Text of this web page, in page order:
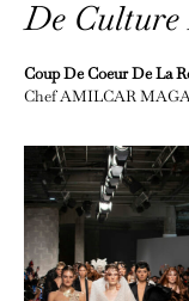
De
Coup De Coeur De La
Chef AMILCAR